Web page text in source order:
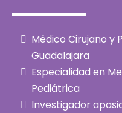
Médico Cirujano y
Guadalajara
Especialidad en
Pediátrica
Investigador